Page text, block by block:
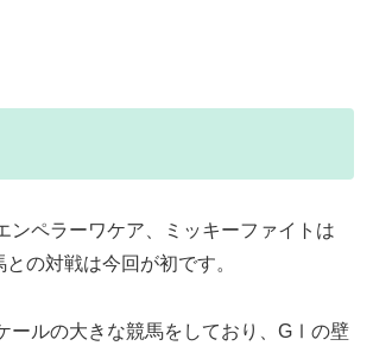
ンペラーワケア、ミッキーファイトは
の対戦は今回が初です。
ールの大きな競馬をしており、GⅠの壁